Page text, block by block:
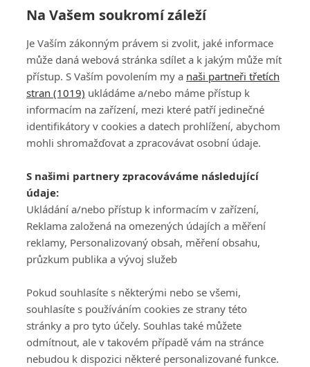
Na Vašem soukromí záleží
Je Vaším zákonným právem si zvolit, jaké informace
může daná webová stránka sdílet a k jakým může mít
přístup. S Vaším povolením my a naši partneři třetích
stran (1019) ukládáme a/nebo máme přístup k
informacím na zařízení, mezi které patří jedinečné
identifikátory v cookies a datech prohlížení, abychom
mohli shromažďovat a zpracovávat osobní údaje.
S našimi partnery zpracováváme následující
údaje:
Ukládání a/nebo přístup k informacím v zařízení,
Reklama založená na omezených údajích a měření
reklamy, Personalizovaný obsah, měření obsahu,
průzkum publika a vývoj služeb
Pokud souhlasíte s některými nebo se všemi,
souhlasíte s používáním cookies ze strany této
stránky a pro tyto účely. Souhlas také můžete
odmítnout, ale v takovém případě vám na stránce
nebudou k dispozici některé personalizované funkce.
Další skvělý turnaj Terezy Zapletal Koželuhové.
Na LETAS v Anglii skončila třetí
Všeobecné obchodní
podmínky služby
GolfExtra.cz Premium
Podmínky zpracování
osobních údajů při
GolfExtra
Ceník GolfExtra.cz
Premium
Doporučené odkazy
ATV CZ, s.r.o.
140 00 Praha 4